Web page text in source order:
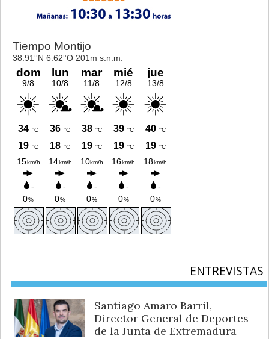
ENTREVISTAS
Santiago Amaro Barril,
Director General de Deportes
de la Junta de Extremadura